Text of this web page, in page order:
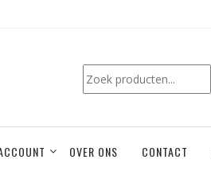
Zoeken
OVER ONS CONTACT